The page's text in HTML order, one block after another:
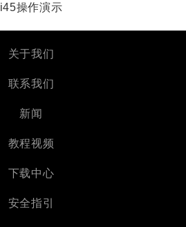
i45操作演示
关于我们
联系我们
新闻
教程视频
下载中心
安全指引